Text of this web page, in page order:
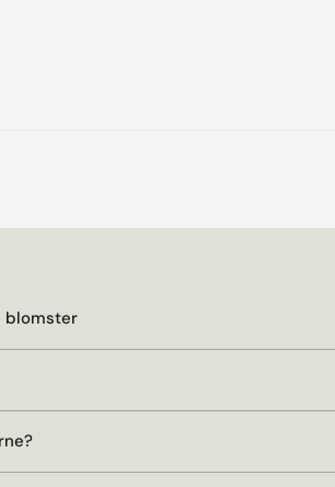
blomster